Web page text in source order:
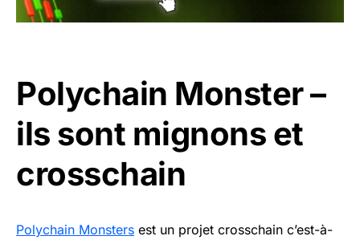
Polychain Monster –
ils sont mignons et
crosschain
Polychain Monsters est un projet crosschain c’est-à-